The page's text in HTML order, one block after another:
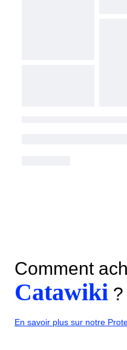
Comment
Catawiki ?
En savoir plus sur notre